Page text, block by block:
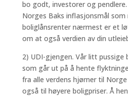
bo godt, investorer og pendlere.
Norges Baks inflasjonsmål som
boliglånsrenter nærmest er et
om at også verdien av din
2) UDI-gjengen. Vår litt pussige
som går ut på å hente
fra alle verdens hjørner til
også til høyere boligpriser. Å